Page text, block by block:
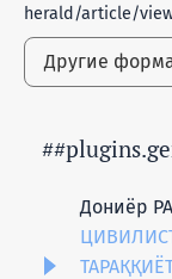
herald/article/
Другие
Дониёр